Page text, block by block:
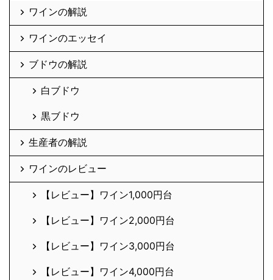
ワインの解説
ワインのエッセイ
ブドウの解説
白ブドウ
黒ブドウ
生産者の解説
ワインのレビュー
【レビュー】ワイン1,000円台
【レビュー】ワイン2,000円台
【レビュー】ワイン3,000円台
【レビュー】ワイン4,000円台